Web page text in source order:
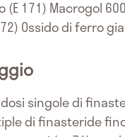
(E 171) Macrogol
Ossido di ferro
singole di
di finasteride